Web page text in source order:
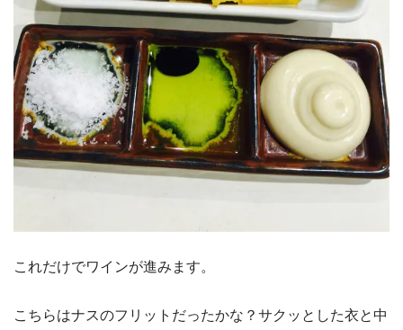
これだけでワインが進みます。
こちらはナスのフリットだったかな？サクッとした衣と中